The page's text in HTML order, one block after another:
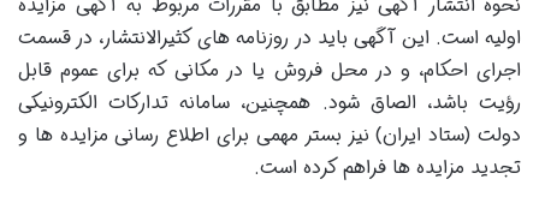
اولیه است. این آگهی باید در روزنامه های کثیرالانتشار، در قسمت
اجرای احکام، و در محل فروش یا در مکانی که برای عموم قابل
رؤیت باشد، الصاق شود. همچنین، سامانه تدارکات الکترونیکی
دولت (ستاد ایران) نیز بستر مهمی برای اطلاع رسانی مزایده ها و
تجدید مزایده ها فراهم کرده است.